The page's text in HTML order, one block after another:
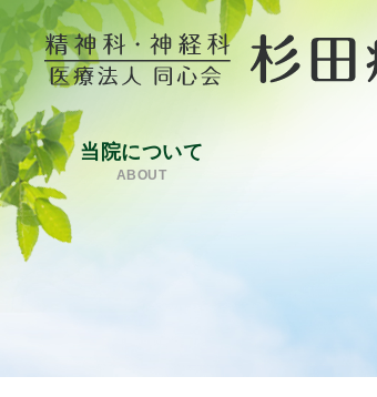
当院について
ABOUT